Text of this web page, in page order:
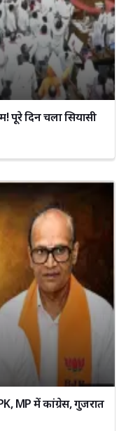
पूरे दिन चला सियासी
MP में कांग्रेस, गुजरात